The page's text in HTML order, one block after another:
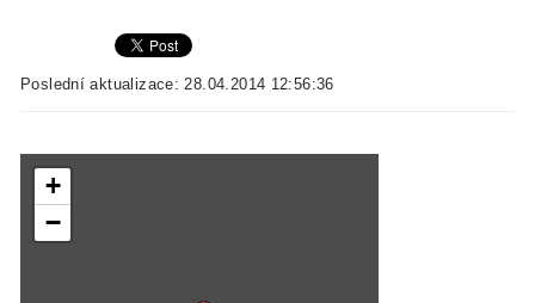
Poslední aktualizace: 28.04.2014 12:56:36
+
−